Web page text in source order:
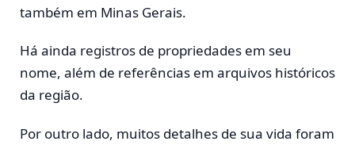
também em Minas Gerais.
Há ainda registros de propriedades em seu
nome, além de referências em arquivos históricos
da região.
Por outro lado, muitos detalhes de sua vida foram